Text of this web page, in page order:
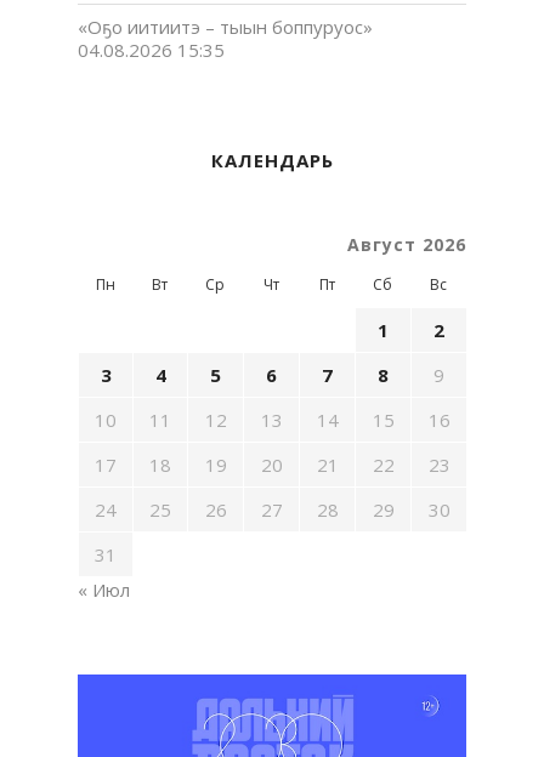
«Оҕо иитиитэ – тыын боппуруос»
04.08.2026 15:35
КАЛЕНДАРЬ
Август 2026
Пн Вт Ср Чт Пт Сб Вс
1
2
3
4 5 6 7 8
9
10
11 12 13 14 15
16
17
18 19 20 21 22
23
24
25 26 27 28 29
30
31
« Июл